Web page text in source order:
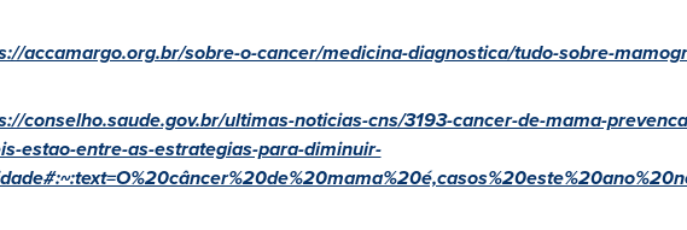
accamargo.org.br/sobre-o-cancer/medicina-diagnostica/tudo-sobre-
conselho.saude.gov.br/ultimas-noticias-cns/3193-cancer-de-mama-
estao-entre-as-estrategias-para-diminuir-